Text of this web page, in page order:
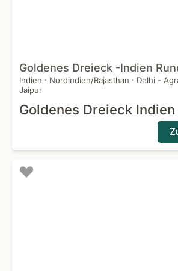
Goldenes Dreieck -Indien
Indien · Nordindien/Rajasthan · Delhi -
Jaipur
Goldenes Dreieck